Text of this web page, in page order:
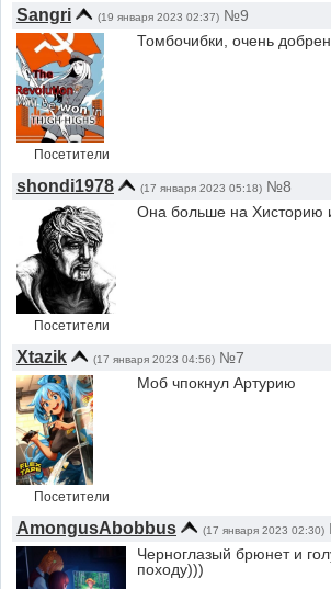
Sangri (19 января 2023 02:37) №9
Посетители
Томбочибки, очень
shondi1978 (17 января 2023 05:18) №8
Посетители
Она больше на Хисторию
Xtazik (17 января 2023 04:56) №7
Посетители
Моб чпокнул Артурию
AmongusAbobbus (17 января 2023 02:30)
Черноглазый брюнет и
походу)))